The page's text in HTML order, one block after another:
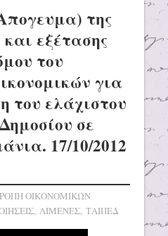
της
εξέτασης
του
για
του ελάχιστου
σε
17/10/2012
ΟΙΚΟΝΟΜΙΚΩΝ
, ΛΙΜΕΝΕΣ, ΤΑΙΠΕΔ